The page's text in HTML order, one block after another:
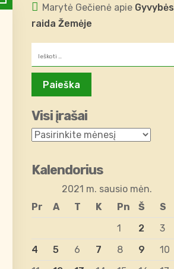
Marytė Gečienė apie Gyvybės
raida Žemėje
Visi įrašai
Kalendorius
2021 m. sausio mėn.
Pr
A T K Pn Š
S
1
2
3
4
5 6 7 8 9
10